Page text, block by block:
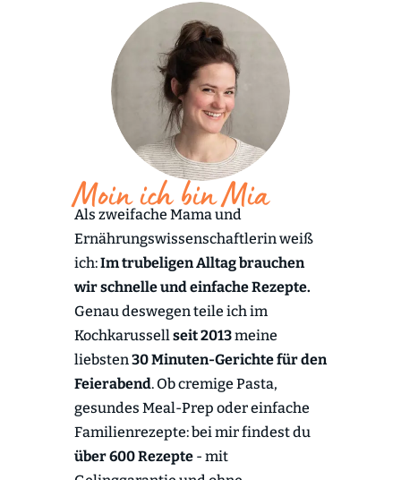
Moin ich bin Mia
Als zweifache Mama und
Ernährungswissenschaftlerin weiß
ich:Im trubeligen Alltag brauchen
wir schnelle und einfache Rezepte.
Genau deswegen teile ich im
Kochkarussellseit 2013meine
liebsten30 Minuten-Gerichte für den
Feierabend. Ob cremige Pasta,
gesundes Meal-Prep oder einfache
Familienrezepte: bei mir findest du
über 600 Rezepte- mit